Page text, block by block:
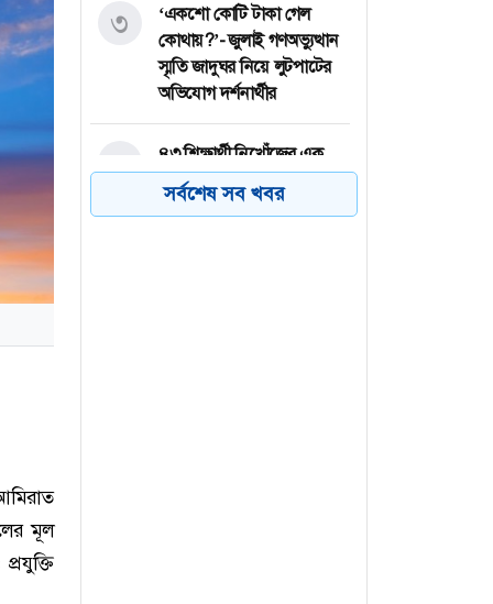
মূল
‘একশো কোটি টাকা গেল
কোথায়?’- জুলাই গণঅভ্যুত্থান
স্মৃতি জাদুঘর নিয়ে লুটপাটের
অভিযোগ দর্শনার্থীর
৩
৪৩ শিক্ষার্থী নিখোঁজের এক
দশক পর সাবেক গভর্নর
গ্রেফতার, উঠছে গোপন নথি
৪
সর্বশেষ সব খবর